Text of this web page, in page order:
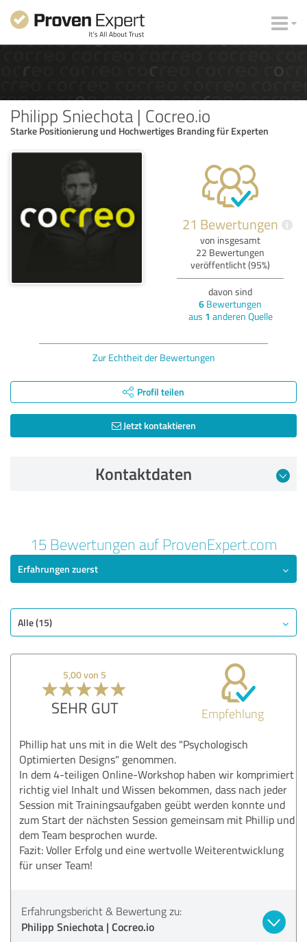
Philipp Sniechota | Cocreo.io
Starke Positionierung und Hochwertiges Branding für Experten
21 Bewertungen i
von insgesamt
22 Bewertungen
veröffentlicht (95%)
davon sind
6 Bewertungen
aus 1 anderen Quelle
Zur Echtheit der Bewertungen
Profil teilen
Jetzt kontaktieren
Kontaktdaten
5,00 von 5
Qualität
Nutzen
Durchführung
15 Bewertungen auf ProvenExpert.com
Erfahrungen zuerst
Alle (15)
5,00 von 5
SEHR GUT Empfehlung
Phillip hat uns mit in die Welt des "Psychologisch
Optimierten Designs" genommen.
In dem 4-teiligen Online-Workshop haben wir komprimiert
richtig viel Inhalt und Wissen bekommen, dass nach jeder
Session mit Trainingsaufgaben geübt werden konnte und
zum Start der nächsten Session gemeinsam mit Phillip und
dem Team besprochen wurde.
Fazit: Voller Erfolg und eine wertvolle Weiterentwicklung
für unser Team!
Erfahrungsbericht & Bewertung zu:
Philipp Sniechota | Cocreo.io